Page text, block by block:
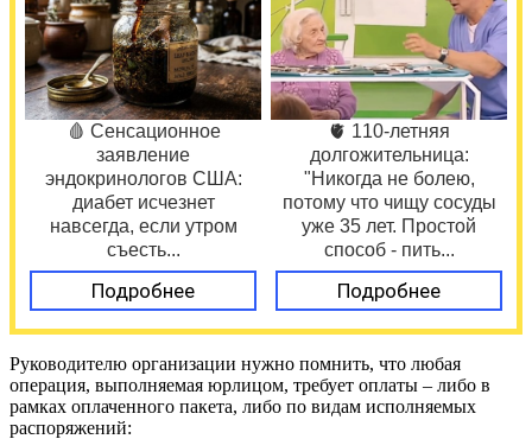
🩸 Сенсационное
заявление
эндокринологов США:
диабет исчезнет
навсегда, если утром
съесть...
Подробнее
🫀 110-летняя
долгожительница:
"Никогда не болею,
потому что чищу сосуды
уже 35 лет. Простой
способ - пить...
Подробнее
Руководителю организации нужно помнить, что любая
операция, выполняемая юрлицом, требует оплаты – либо в
рамках оплаченного пакета, либо по видам исполняемых
распоряжений: